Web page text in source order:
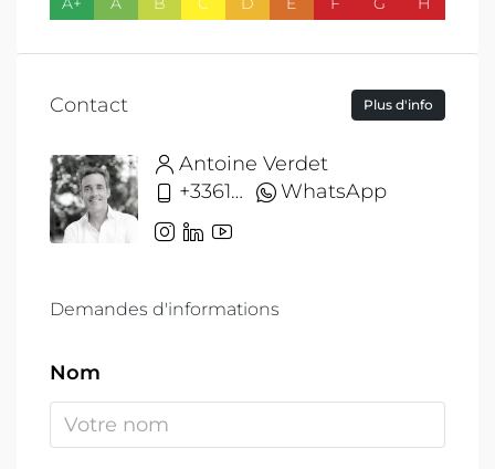
Contact Plus d'info
Antoine Verdet
+33612691215
WhatsApp
Demandes d'informations
Nom